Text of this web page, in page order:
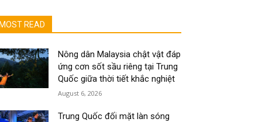
MOST READ
Nông dân Malaysia chật vật đáp
ứng cơn sốt sầu riêng tại Trung
Quốc giữa thời tiết khắc nghiệt
August 6, 2026
Trung Quốc đối mặt làn sóng